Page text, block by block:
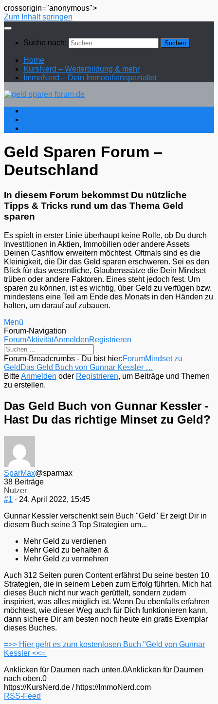
crossorigin="anonymous">
Zum Inhalt springen
Suche nach:
Home
KursNerd – Weiterbildung & mehr
ImmoNerd – Dein Immobilienspezialist
Geld Sparen Forum –
Deutschland
In diesem Forum bekommst Du nützliche
Tipps & Tricks rund um das Thema Geld
sparen
Es spielt in erster Linie überhaupt keine Rolle, ob Du durch
Investitionen in Aktien, Immobilien oder andere Assets
Deinen Cashflow erweitern möchtest. Oftmals sind es die
Kleinigkeit, die Dir das Geld sparen erschweren. Sei es den
Blick für das wesentliche, Glaubenssätze die Dein Mindset
trüben oder andere Faktoren. Eines steht jedoch fest. Um
sparen zu können, ist es wichtig, über Geld zu verfügen bzw.
mindestens eine Teil am Ende des Monats in den Händen zu
halten, um darauf auf zubauen.
Menü
Forum-Navigation
ForumAktivitätAnmeldenRegistrieren
Forum-Breadcrumbs - Du bist hier:ForumMindset zu
Geld Das Geld Buch von Gunnar Kessler …
BitteAnmelden oder Registrieren, um Beiträge und Themen
zu erstellen.
Das Geld Buch von Gunnar Kessler -
Hast Du das richtige Minset zu Geld?
SparMax@sparmax
38 Beiträge
Nutzer
#1 · 24. April 2022, 15:45
Gunnar Kessler verschenkt sein Buch "Geld" Er zeigt Dir in
diesem Buch seine 3 Top Strategien um...
Mehr Geld zu verdienen
Mehr Geld zu behalten &
Mehr Geld zu vermehren
Auch 312 Seiten puren Content erfährst Du seine besten 10
Strategien, die in seinem Leben zum Erfolg führten. Mich hat
dieses Buch nicht nur wach gerüttelt, sondern zudem
inspiriert, was alles möglich ist. Wenn Du ebenfalls erfahren
möchtest, wie dieser Weg auch für Dich funktionieren kann,
dann sichere Dir am besten noch heute ein gratis Exemplar
dieses Buches.
=>> Hier geht es zum kostenlosen Buch "Geld von Gunnar
Kessler <<=
Anklicken für Daumen nach unten.0Anklicken für Daumen
nach oben.0
https://KursNerd.de / https://ImmoNerd.com
RSS-Feed